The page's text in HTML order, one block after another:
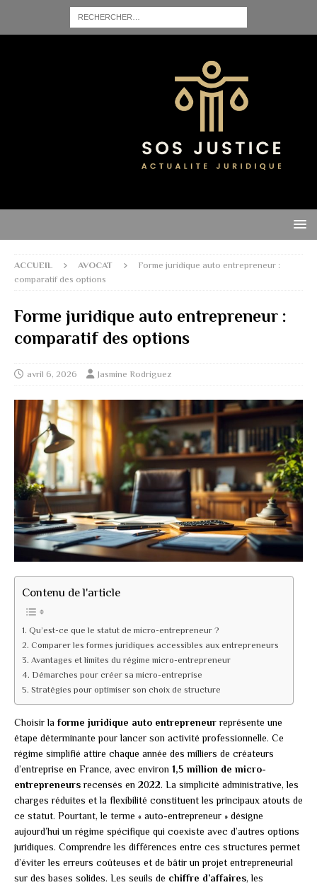
ACCUEIL AVOCAT
Forme juridique auto entrepreneur :
comparatif des options
Forme juridique auto entrepreneur :
comparatif des options
avril 6, 2026 Jasmine Rodriguez
Contenu de l'article
Qu’est-ce que le statut de micro-entrepreneur ?
Comparer les formes juridiques accessibles aux entrepreneurs
Avantages et limites du régime micro-entrepreneur
Démarches pour créer sa micro-entreprise
Stratégies pour optimiser son choix de structure
Choisir la forme juridique auto entrepreneurreprésente une
étape déterminante pour lancer son activité professionnelle. Ce
régime simplifié attire chaque année des milliers de créateurs
d’entreprise en France, avec environ 1,5 million de micro-
entrepreneursrecensés en 2022. La simplicité administrative, les
charges réduites et la flexibilité constituent les principaux atouts de
ce statut. Pourtant, le terme « auto-entrepreneur » désigne
aujourd’hui un régime spécifique qui coexiste avec d’autres options
juridiques. Comprendre les différences entre ces structures permet
d’éviter les erreurs coûteuses et de bâtir un projet entrepreneurial
sur des bases solides. Les seuils de chiffre d’affaires, les